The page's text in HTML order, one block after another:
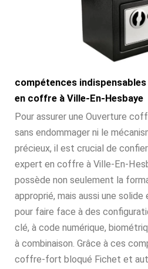
compétences
en coffre à Ville-En-Hesbaye
Pour assurer une Ouverture
sans endommager ni le
précieux, il est crucial de
expert en coffre à Ville-En-
possède non seulement la
approprié, mais aussi une
pour faire face à des
clé, à code numérique,
à combinaison. Grâce à ces
coffre-fort bloqué Fichet et